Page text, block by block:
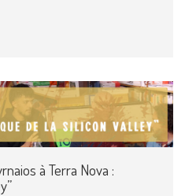
à Terra Nova :